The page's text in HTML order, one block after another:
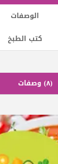
الوصفات
كتب الطبخ
(٨) وصفات